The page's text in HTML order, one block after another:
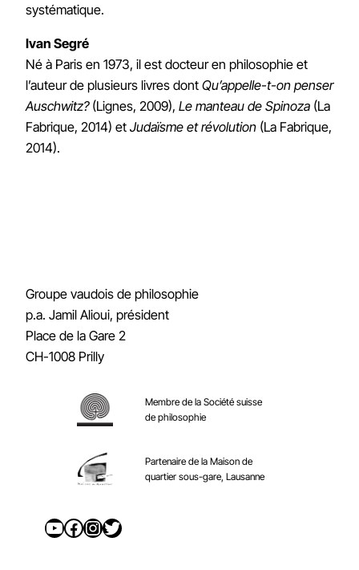
systématique.
Ivan Segré
Né à Paris en 1973, il est docteur en philosophie et
l’auteur de plusieurs livres dont Qu’appelle-t-on penser
Auschwitz?(Lignes, 2009), Le manteau de Spinoza (La
Fabrique, 2014) et Judaïsme et révolution (La Fabrique,
2014).
Groupe vaudois de philosophie
p.a. Jamil Alioui, président
Place de la Gare 2
CH-1008 Prilly
Membre de la Société suisse
de philosophie
Partenaire de la Maison de
quartier sous-gare, Lausanne
YouTube
Facebook
Instagram
Twitter